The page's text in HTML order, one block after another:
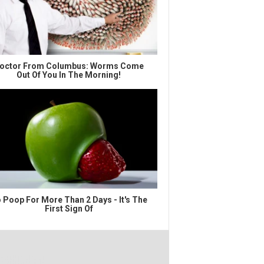
From Columbus: Worms Come
Out Of You In The Morning!
Poop For More Than 2 Days - It's The
First Sign Of